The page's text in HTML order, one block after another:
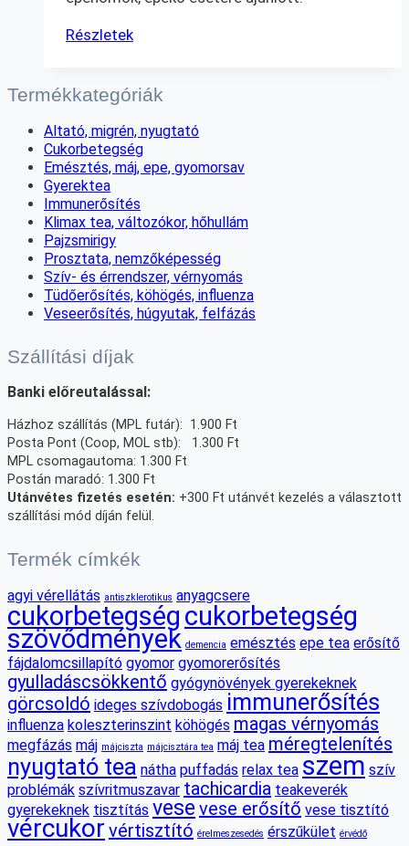
Részletek
Termékkategóriák
Altató, migrén, nyugtató
Cukorbetegség
Emésztés, máj, epe, gyomorsav
Gyerektea
Immunerősítés
Klimax tea, változókor, hőhullám
Pajzsmirigy
Prosztata, nemzőképesség
Szív- és érrendszer, vérnyomás
Tüdőerősítés, köhögés, influenza
Veseerősítés, húgyutak, felfázás
Szállítási díjak
Banki előreutalással:
Házhoz szállítás (MPL futár): 1.900 Ft
Posta Pont (Coop, MOL stb): 1.300 Ft
MPL csomagautoma: 1.300 Ft
Postán maradó: 1.300 Ft
Utánvétes fizetés esetén: +300 Ft utánvét kezelés a választott
szállítási mód díján felül.
Termék címkék
agyi vérellátás antiszklerotikus anyagcsere
cukorbetegség cukorbetegség
szövődmények demencia emésztés epe tea erősítő
fájdalomcsillapító gyomor gyomorerősítés
gyulladáscsökkentő gyógynövények gyerekeknek
görcsoldó ideges szívdobogás immunerősítés
influenza koleszterinszint köhögés magas vérnyomás
megfázás máj májciszta májcisztára tea máj tea méregtelenítés
nyugtató tea nátha puffadás relax tea szem szív
problémák szívritmuszavar tachicardia teakeverék
gyerekeknek tisztítás vese vese erősítő vese tisztító
vércukor vértisztító érelmeszesedés érszűkület érvédő